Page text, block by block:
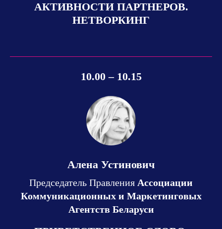
АКТИВНОСТИ ПАРТНЕРОВ.
НЕТВОРКИНГ
10.00 – 10.15
Алена Устинович
Председатель Правления Ассоциации
Коммуникационных и Маркетинговых
Агентств Беларуси